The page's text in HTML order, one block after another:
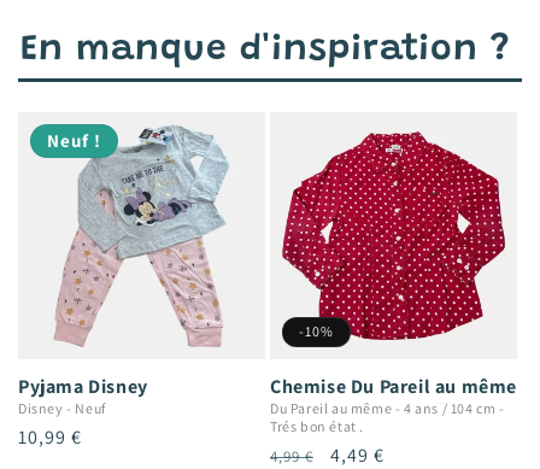
En manque d'inspiration ?
Neuf !
Pyjama Disney
Disney - Neuf
Prix
10,99 €
-10%
Chemise Du Pareil au même
Du Pareil au même -4 ans / 104 cm -
Trés bon état .
Prix
4,99 €
Prix
4,49 €